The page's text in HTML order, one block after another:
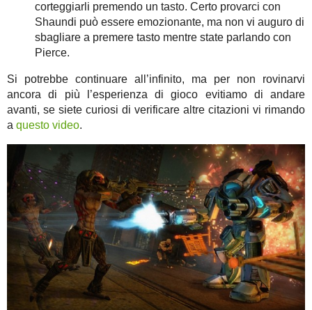
corteggiarli premendo un tasto. Certo provarci con
Shaundi può essere emozionante, ma non vi auguro di
sbagliare a premere tasto mentre state parlando con
Pierce.
Si potrebbe continuare all’infinito, ma per non rovinarvi
ancora di più l’esperienza di gioco evitiamo di andare
avanti, se siete curiosi di verificare altre citazioni vi rimando
a questo video.